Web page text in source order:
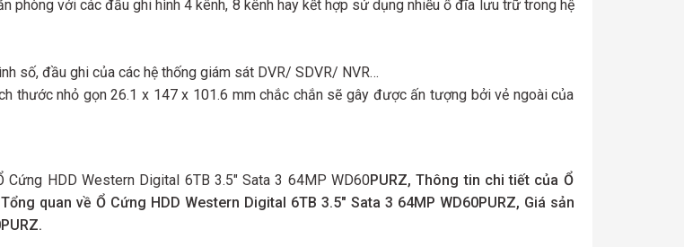
phòng với các đầu ghi hình 4 kênh, 8 kênh hay kết hợp sử dụng nhiều ổ đĩa lưu trữ trong hệ
số, đầu ghi của các hệ thống giám sát DVR/ SDVR/ NVR…
thước nhỏ gọn 26.1 x 147 x 101.6 mm chắc chắn sẽ gây được ấn tượng bởi vẻ ngoài của
Cứng HDD Western Digital 6TB 3.5″ Sata 3 64MP WD60PURZ, Thông tin chi tiết của Ổ
quan về Ổ Cứng HDD Western Digital 6TB 3.5″ Sata 3 64MP WD60PURZ, Giá sản